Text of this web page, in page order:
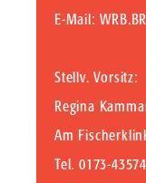
E-Mail:
Stellv. Vorsitz:
Regina
Am
Tel. 0173-